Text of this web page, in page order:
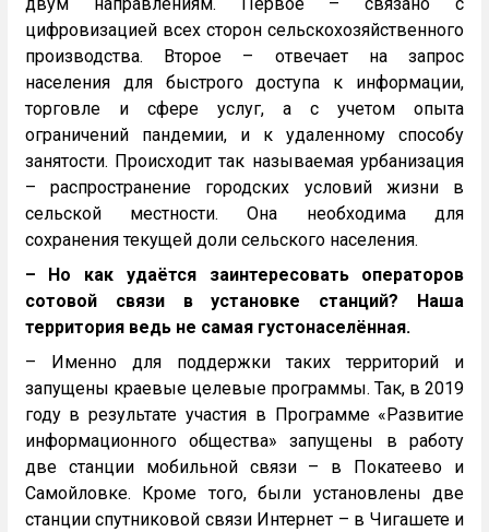
цифровизацией всех сторон сельскохозяйственного
производства. Второе – отвечает на запрос
населения для быстрого доступа к информации,
торговле и сфере услуг, а с учетом опыта
ограничений пандемии, и к удаленному способу
занятости. Происходит так называемая урбанизация
– распространение городских условий жизни в
сельской местности. Она необходима для
сохранения текущей доли сельского населения.
– Но как удаётся заинтересовать операторов
сотовой связи в установке станций? Наша
территория ведь не самая густонаселённая.
– Именно для поддержки таких территорий и
запущены краевые целевые программы. Так, в 2019
году в результате участия в Программе «Развитие
информационного общества» запущены в работу
две станции мобильной связи – в Покатеево и
Самойловке. Кроме того, были установлены две
станции спутниковой связи Интернет – в Чигашете и